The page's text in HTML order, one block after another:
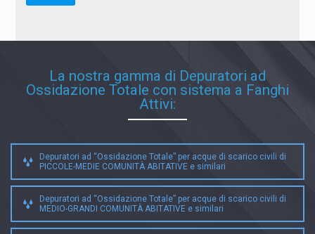
La nostra gamma di Depuratori ad
Ossidazione Totale con sistema a Fanghi
Attivi:
Depuratori ad “Ossidazione Totale” per acque di scarico civili di
PICCOLE-MEDIE COMUNITÀ ABITATIVE e similari
Depuratori ad “Ossidazione Totale” per acque di scarico civili di
MEDIO-GRANDI COMUNITÀ ABITATIVE e similari